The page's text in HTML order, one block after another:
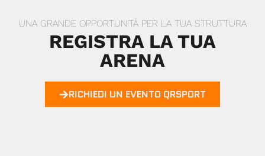
UNA GRANDE OPPORTUNITÀ PER LA TUA STRUTTURA
REGISTRA LA TUA
ARENA
RICHIEDI UN EVENTO QRSPORT